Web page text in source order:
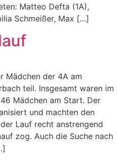
Matteo Defta (1A),
Schmeißer, Max […]
Mädchen der 4A am
teil. Insgesamt waren im
Mädchen am Start. Der
und machten den
Lauf recht anstrengend
zog. Auch die Suche nach